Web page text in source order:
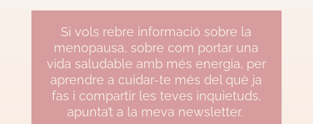
Si vols rebre informació sobre la
menopausa, sobre com portar una
vida saludable amb més energia, per
aprendre a cuidar-te més del què ja
fas i compartir les teves inquietuds,
apunta’t a la meva newsletter.